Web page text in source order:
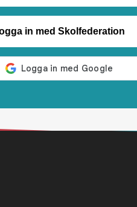
in med Skolfederation